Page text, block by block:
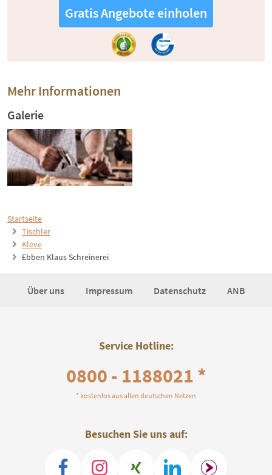
Startseite
Tischler
Kleve
Ebben Klaus Schreinerei
Gratis Angebote einholen
Mehr Informationen
Galerie
Über uns Impressum Datenschutz ANB
Service Hotline:
0800 - 1188021 *
* kostenlos aus allen deutschen Netzen
Besuchen Sie uns auf: